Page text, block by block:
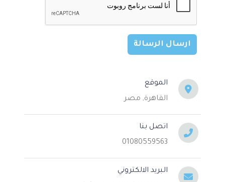
ارسال الرسالة
الموقع
القاهرة, مصر
اتصل بنا
01080559563
البريد الالكتروني